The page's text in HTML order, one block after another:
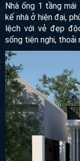
Nhà ống 1 tầng
kế nhà ở hiện đại,
lệch với vẻ đẹp
sống tiện nghi, thoải